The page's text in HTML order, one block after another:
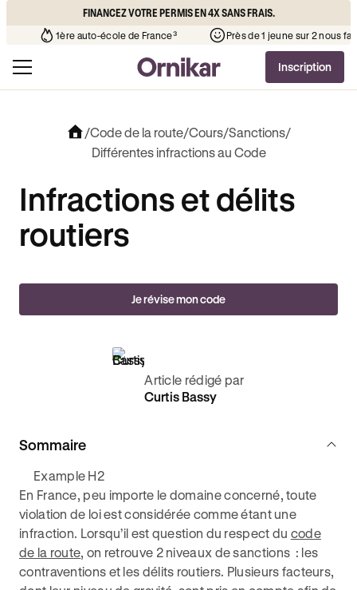
FINANCEZ VOTRE PERMIS EN 4X SANS FRAIS.
l’auto-école de votre quartier¹ 1ère auto-école de France³
Inscription
/Code de la route/Cours/Sanctions/
Différentes infractions au Code
Infractions et délits
routiers
Je révise mon code
Article rédigé par
Curtis Bassy
Sommaire
Example H2
En France, peu importe le domaine concerné, toute
violation de loi est considérée comme étant une
infraction. Lorsqu’il est question du respect du code
de la route, on retrouve 2 niveaux de sanctions : les
contraventions et les délits routiers. Plusieurs facteurs,